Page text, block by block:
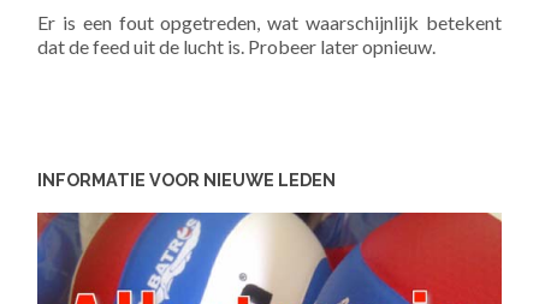
Er is een fout opgetreden, wat waarschijnlijk betekent
dat de feed uit de lucht is. Probeer later opnieuw.
INFORMATIE VOOR NIEUWE LEDEN